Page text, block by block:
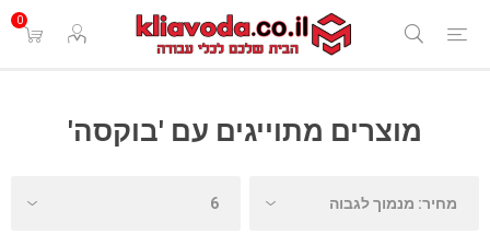
0
מוצרים מתוייגים עם 'בוקסה'